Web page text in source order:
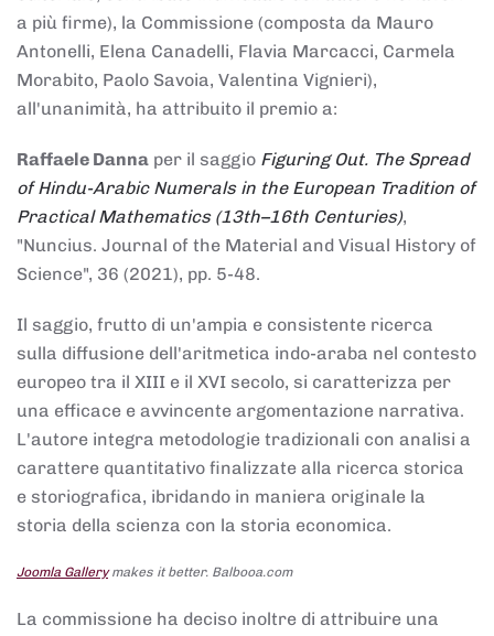
a più firme), la Commissione (composta da Mauro
Antonelli, Elena Canadelli, Flavia Marcacci, Carmela
Morabito, Paolo Savoia, Valentina Vignieri),
all'unanimità, ha attribuito il premio a:
Raffaele Danna per il saggio Figuring Out. The Spread
of Hindu-Arabic Numerals in the European Tradition of
Practical Mathematics (13th–16th Centuries),
"Nuncius. Journal of the Material and Visual History of
Science", 36 (2021), pp. 5-48.
Il saggio, frutto di un'ampia e consistente ricerca
sulla diffusione dell'aritmetica indo-araba nel contesto
europeo tra il XIII e il XVI secolo, si caratterizza per
una efficace e avvincente argomentazione narrativa.
L'autore integra metodologie tradizionali con analisi a
carattere quantitativo finalizzate alla ricerca storica
e storiografica, ibridando in maniera originale la
storia della scienza con la storia economica.
Joomla Gallerymakes it better. Balbooa.com
La commissione ha deciso inoltre di attribuire una